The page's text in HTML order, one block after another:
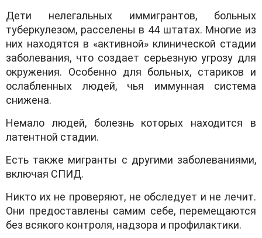
Дети нелегальных иммигрантов, больных
туберкулезом, расселены в 44 штатах. Многие из
них находятся в «активной» клинической стадии
заболевания, что создает серьезную угрозу для
окружения. Особенно для больных, стариков и
ослабленных людей, чья иммунная система
снижена.
Немало людей, болезнь которых находится в
латентной стадии.
Есть также мигранты с другими заболеваниями,
включая СПИД.
Никто их не проверяют, не обследует и не лечит.
Они предоставлены самим себе, перемещаются
без всякого контроля, надзора и профилактики.